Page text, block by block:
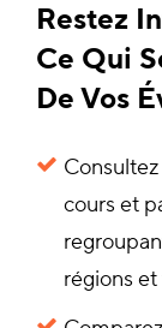
Restez
Ce Qui
De Vos
cours et
régions